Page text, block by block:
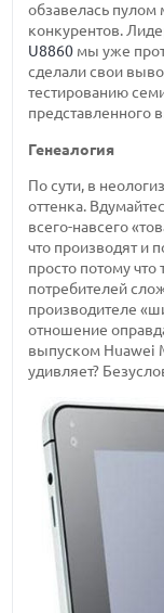
обзавелась
конкурентов.
U8860 мы уже
сделали свои
тестированию
представленного
Генеалогия
По сути, в
оттенка.
всего-навсего
что производят и
просто потому что
потребителей
производителе
отношение
выпуском Huawei
удивляет?